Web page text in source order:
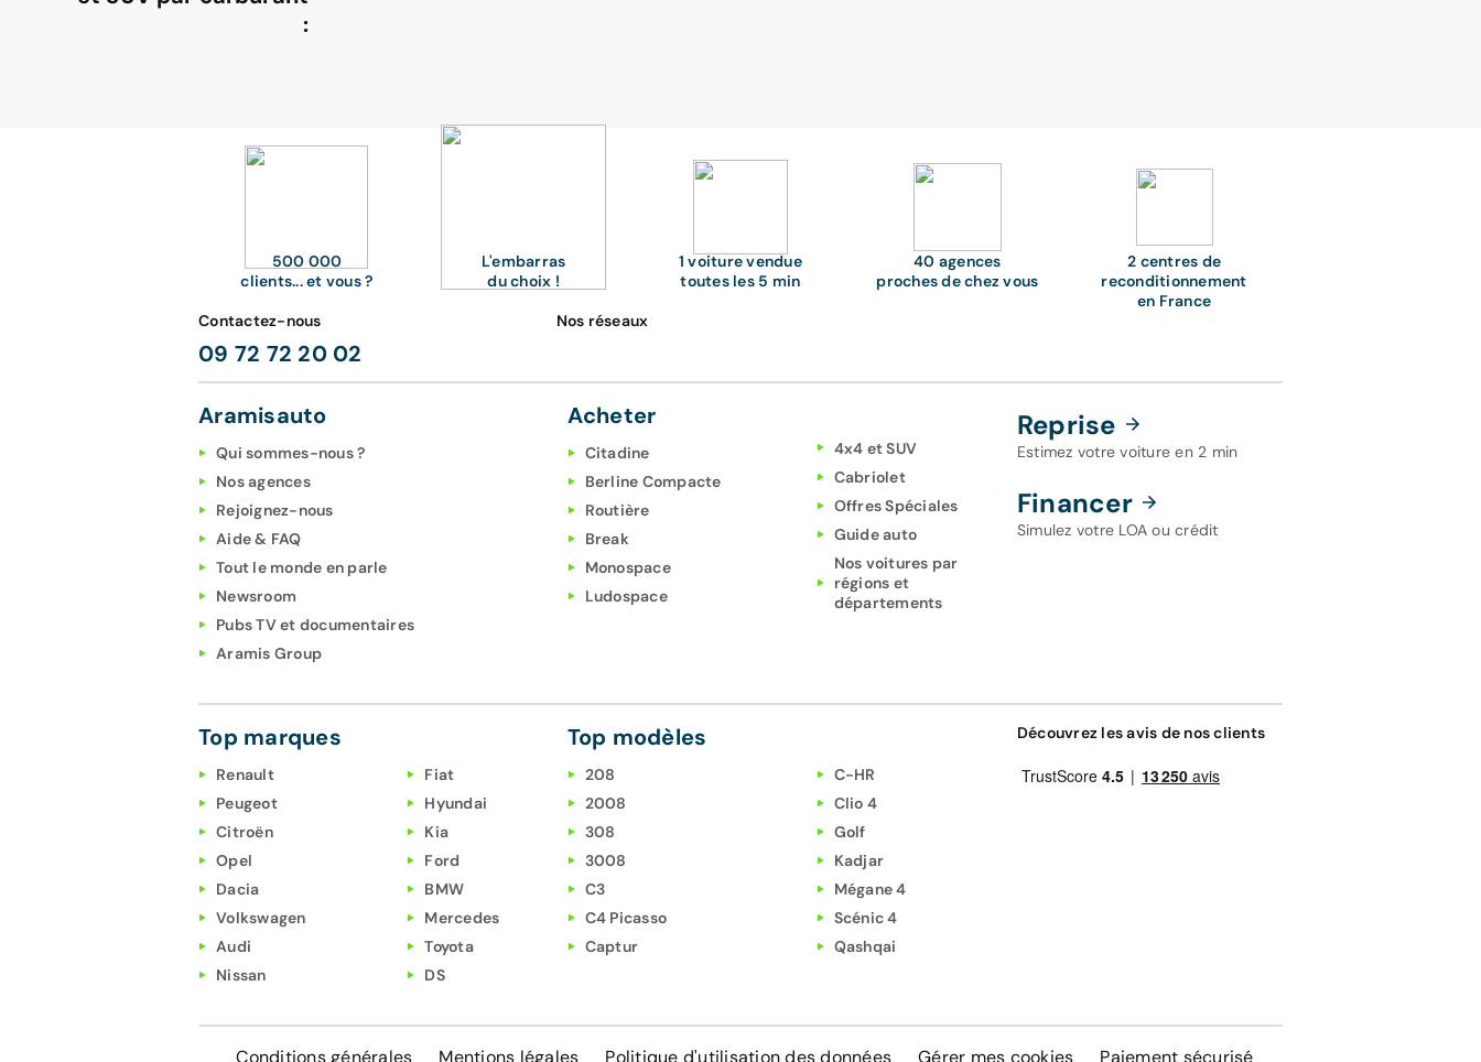
:
500 000
clients... et vous ?
L'embarras
du choix !
1 voiture vendue
toutes les 5 min
40 agences
proches de chez vous
2 centres de
reconditionnement
en France
Contactez-nous
09 72 72 20 02
Nos réseaux
Aramisauto
Qui sommes-nous ?
Nos agences
Rejoignez-nous
Aide & FAQ
Tout le monde en parle
Newsroom
Pubs TV et documentaires
Aramis Group
Acheter
Citadine
Berline Compacte
Routière
Break
Monospace
Ludospace
4x4 et SUV
Cabriolet
Offres Spéciales
Guide auto
Nos voitures par
régions et
départements
Reprise
Estimez votre voiture en 2 min
Financer
Simulez votre LOA ou crédit
Top marques
Renault
Peugeot
Citroën
Opel
Dacia
Volkswagen
Audi
Nissan
Fiat
Hyundai
Kia
Ford
BMW
Mercedes
Toyota
DS
Top modèles
208
2008
308
3008
C3
C4 Picasso
Captur
C-HR
Clio 4
Golf
Kadjar
Mégane 4
Scénic 4
Qashqai
Découvrez les avis de nos clients
Conditions générales Mentions légales Politique d'utilisation des données Gérer mes cookies Paiement sécurisé